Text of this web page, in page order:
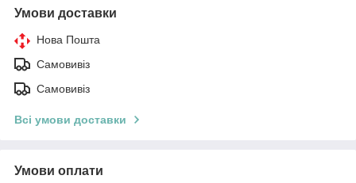
Умови доставки
Нова Пошта
Самовивіз
Самовивіз
Всі умови доставки
Умови оплати